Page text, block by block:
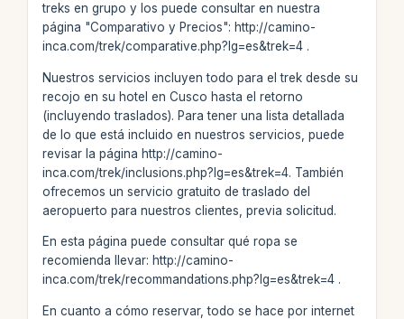
treks en grupo y los puede consultar en nuestra
página "Comparativo y Precios": http://camino-
inca.com/trek/comparative.php?lg=es&trek=4 .
Nuestros servicios incluyen todo para el trek desde su
recojo en su hotel en Cusco hasta el retorno
(incluyendo traslados). Para tener una lista detallada
de lo que está incluido en nuestros servicios, puede
revisar la página http://camino-
inca.com/trek/inclusions.php?lg=es&trek=4. También
ofrecemos un servicio gratuito de traslado del
aeropuerto para nuestros clientes, previa solicitud.
En esta página puede consultar qué ropa se
recomienda llevar: http://camino-
inca.com/trek/recommandations.php?lg=es&trek=4 .
En cuanto a cómo reservar, todo se hace por internet